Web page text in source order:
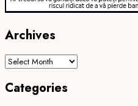
Archives
Archives
Categories